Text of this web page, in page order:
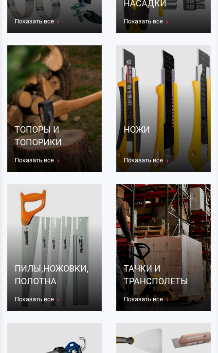
Показать все
НАСАДКИ
Показать все
ТОПОРЫ И
ТОПОРИКИ
Показать все
НОЖИ
Показать все
ПИЛЫ,НОЖОВКИ,
ПОЛОТНА
Показать все
ТАЧКИ И
ТРАНСПОЛЕТЫ
Показать все